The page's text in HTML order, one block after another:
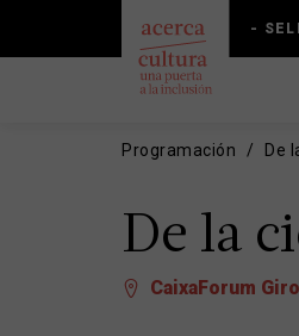
contenido
main
Programación De
De la
CaixaForum